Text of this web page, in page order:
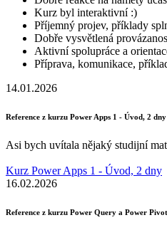
Kurz byl interaktivní :)
Příjemný projev, příklady
Dobře vysvětlená
Aktivní spolupráce a
Příprava, komunikace,
14.01.2026
Reference z kurzu Power Apps 1 - Úvod, 2 dny
Asi bych uvítala nějaký studijní
Kurz Power Apps 1 - Úvod, 2 dny
16.02.2026
Reference z kurzu Power Query a Power